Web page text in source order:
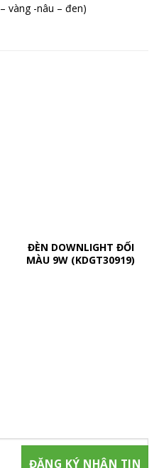
vàng -nâu – đen)
ĐÈN DOWNLIGHT ĐỔI
MÀU 9W (KDGT30919)